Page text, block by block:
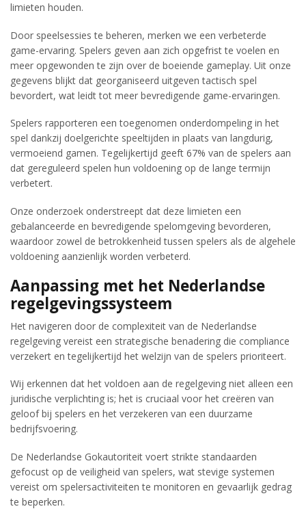
limieten houden.
Door speelsessies te beheren, merken we een verbeterde
game-ervaring. Spelers geven aan zich opgefrist te voelen en
meer opgewonden te zijn over de boeiende gameplay. Uit onze
gegevens blijkt dat georganiseerd uitgeven tactisch spel
bevordert, wat leidt tot meer bevredigende game-ervaringen.
Spelers rapporteren een toegenomen onderdompeling in het
spel dankzij doelgerichte speeltijden in plaats van langdurig,
vermoeiend gamen. Tegelijkertijd geeft 67% van de spelers aan
dat gereguleerd spelen hun voldoening op de lange termijn
verbetert.
Onze onderzoek onderstreept dat deze limieten een
gebalanceerde en bevredigende spelomgeving bevorderen,
waardoor zowel de betrokkenheid tussen spelers als de algehele
voldoening aanzienlijk worden verbeterd.
Aanpassing met het Nederlandse
regelgevingssysteem
Het navigeren door de complexiteit van de Nederlandse
regelgeving vereist een strategische benadering die compliance
verzekert en tegelijkertijd het welzijn van de spelers prioriteert.
Wij erkennen dat het voldoen aan de regelgeving niet alleen een
juridische verplichting is; het is cruciaal voor het creëren van
geloof bij spelers en het verzekeren van een duurzame
bedrijfsvoering.
De Nederlandse Gokautoriteit voert strikte standaarden
gefocust op de veiligheid van spelers, wat stevige systemen
vereist om spelersactiviteiten te monitoren en gevaarlijk gedrag
te beperken.